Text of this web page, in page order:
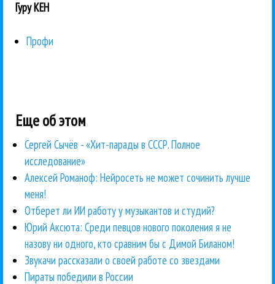
Гуру КЕН
Профи
Еще об этом
Сергей Сычёв - «Хит-парады в СССР. Полное
исследование»
Алексей Романоф: Нейросеть не может сочинить лучше
меня!
Отберет ли ИИ работу у музыкантов и студий?
Юрий Аксюта: Среди певцов нового поколения я не
назову ни одного, кто сравним бы с Димой Биланом!
Звукачи рассказали о своей работе со звездами
Пираты победили в России